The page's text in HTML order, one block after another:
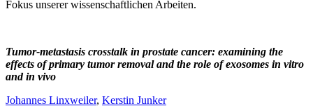
Fokus unserer wissenschaftlichen Arbeiten.
Tumor-metastasis crosstalk in prostate cancer: examining the
effects of primary tumor removal and the role of exosomes in vitro
and in vivo
Johannes Linxweiler, Kerstin Junker